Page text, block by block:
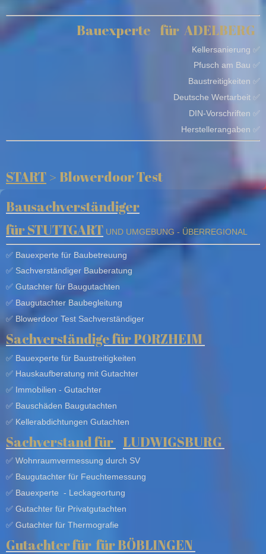
Bauexperte für ADELBERG
Kellersanierung ✅
Pfusch am Bau ✅
Baustreitigkeiten ✅
Deutsche Wertarbeit ✅
DIN-Vorschriften ✅
Herstellerangaben ✅
START > Blowerdoor Test
Bausachverständiger
fürSTUTTGART UND UMGEBUNG - ÜBERREGIONAL
✅ Bauexperte für Baubetreuung
✅ Sachverständiger Bauberatung
✅ Gutachter für Baugutachten
✅ Baugutachter Baubegleitung
✅ Blowerdoor Test Sachverständiger
Sachverständige für PORZHEIM
✅ Bauexperte für Baustreitigkeiten
✅ Hauskaufberatung mit Gutachter
✅ Immobilien - Gutachter
✅ Bauschäden Baugutachten
✅ Kellerabdichtungen Gutachten
Sachverstand für LUDWIGSBURG
✅ Wohnraumvermessung durch SV
✅ Baugutachter für Feuchtemessung
✅ Bauexperte - Leckageortung
✅ Gutachter für Privatgutachten
✅ Gutachter für Thermografie
Gutachter für fürBÖBLINGEN